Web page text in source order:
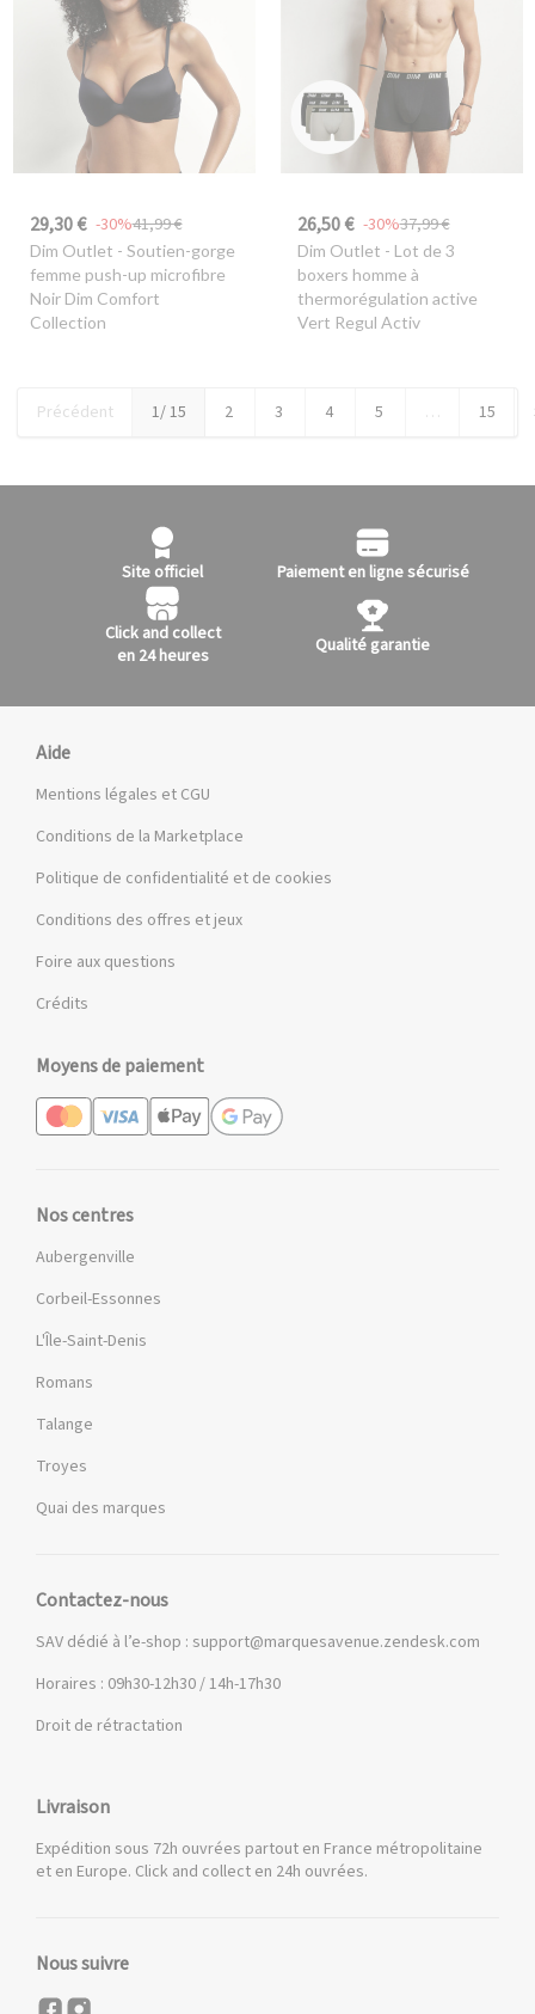
29,30 € 41,99 €
-30%
Dim Outlet - Soutien-gorge
femme push-up microfibre
Noir Dim Comfort
Collection
26,50 € 37,99 €
-30%
Dim Outlet - Lot de 3
boxers homme à
thermorégulation active
Vert Regul Activ
Précédent 1/ 15 2 3 4 5 … 15
Site officiel Paiement en ligne sécurisé
Click and collect
en 24 heures
Qualité garantie
Aide
Mentions légales et CGU
Conditions de la Marketplace
Politique de confidentialité et de cookies
Conditions des offres et jeux
Foire aux questions
Crédits
Moyens de paiement
Nos centres
Aubergenville
Corbeil-Essonnes
L'Île-Saint-Denis
Romans
Talange
Troyes
Quai des marques
Contactez-nous
SAV dédié à l’e-shop : support@marquesavenue.zendesk.com
Horaires : 09h30-12h30 / 14h-17h30
Droit de rétractation
Livraison
Expédition sous 72h ouvrées partout en France métropolitaine
et en Europe. Click and collect en 24h ouvrées.
Nous suivre